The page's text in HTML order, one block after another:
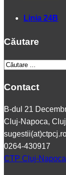
Linia 24B
Căutare
Contact
B-dul 21
Cluj-Napoca, Cluj
0264-430917
CTP Cluj-Napoca